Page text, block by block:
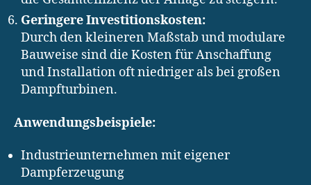
Geringere Investitionskosten:
Durch den kleineren Maßstab und modulare
Bauweise sind die Kosten für Anschaffung
und Installation oft niedriger als bei großen
Dampfturbinen.
Anwendungsbeispiele:
Industrieunternehmen mit eigener
Dampferzeugung